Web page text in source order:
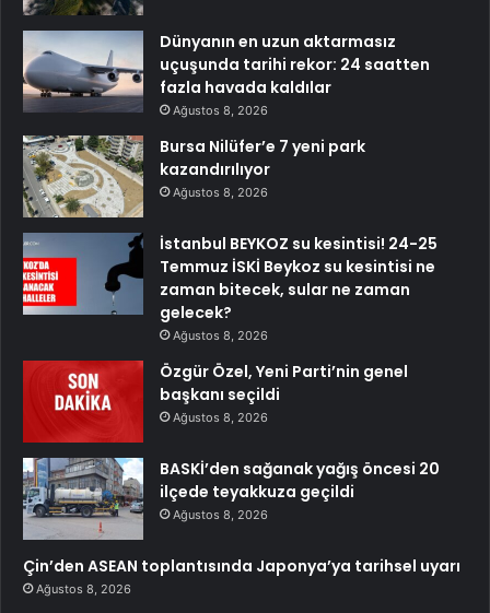
Dünyanın en uzun aktarmasız
uçuşunda tarihi rekor: 24 saatten
fazla havada kaldılar
Ağustos 8, 2026
Bursa Nilüfer’e 7 yeni park
kazandırılıyor
Ağustos 8, 2026
İstanbul BEYKOZ su kesintisi! 24-25
Temmuz İSKİ Beykoz su kesintisi ne
zaman bitecek, sular ne zaman
gelecek?
Ağustos 8, 2026
Özgür Özel, Yeni Parti’nin genel
başkanı seçildi
Ağustos 8, 2026
BASKİ’den sağanak yağış öncesi 20
ilçede teyakkuza geçildi
Ağustos 8, 2026
Çin’den ASEAN toplantısında Japonya’ya tarihsel uyarı
Ağustos 8, 2026